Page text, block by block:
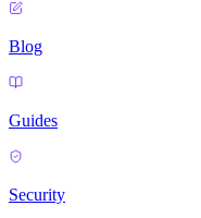
Blog
Guides
Security